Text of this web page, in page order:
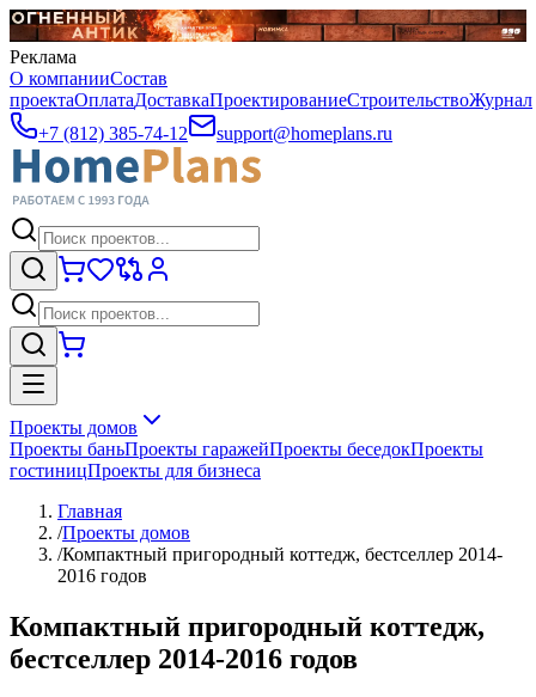
Реклама
О компанииСостав
проектаОплатаДоставкаПроектированиеСтроительствоЖурнал
+7 (812) 385-74-12
support@homeplans.ru
Проекты домов
Проекты баньПроекты гаражейПроекты беседокПроекты
гостиницПроекты для бизнеса
Главная
/Проекты домов
/Компактный пригородный коттедж, бестселлер 2014-
2016 годов
Компактный пригородный коттедж,
бестселлер 2014-2016 годов